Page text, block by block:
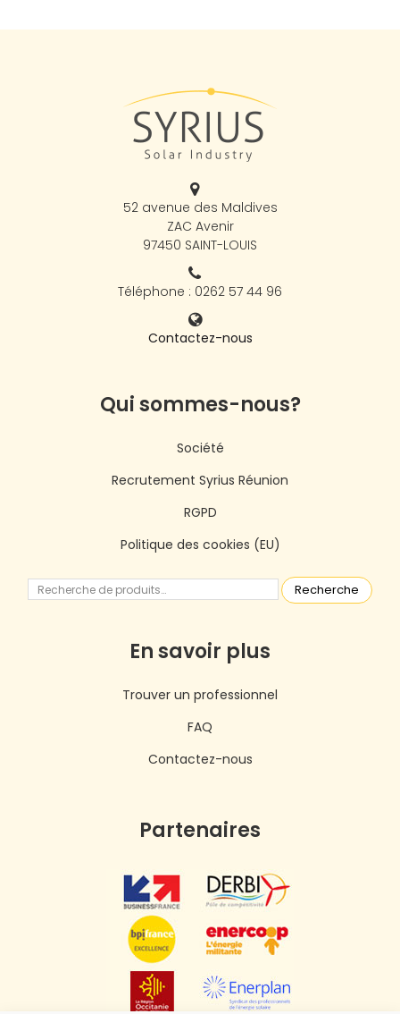
52 avenue des Maldives
ZAC Avenir
97450 SAINT-LOUIS
Téléphone : 0262 57 44 96
Contactez-nous
Qui sommes-nous?
Société
Recrutement Syrius Réunion
RGPD
Politique des cookies (EU)
Recherche
En savoir plus
Trouver un professionnel
FAQ
Contactez-nous
Partenaires